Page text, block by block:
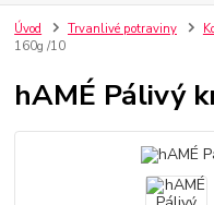
Úvod Trvanlivé potraviny
160g /10
hAMÉ Pálivý